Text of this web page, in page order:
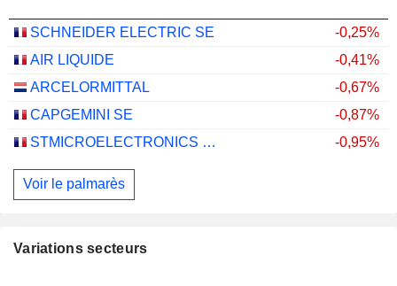
SCHNEIDER ELECTRIC SE
-0,25%
AIR LIQUIDE
-0,41%
ARCELORMITTAL
-0,67%
CAPGEMINI SE
-0,87%
STMICROELECTRONICS N.V.
-0,95%
Voir le palmarès
Variations secteurs